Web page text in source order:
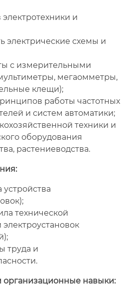
и
электрические схемы и
с измерительными
мегаомметры,
клещи);
работы частотных
и систем автоматики;
техники и
оборудования
растениеводства.
технической
электроустановок
труда и
организационные навыки: